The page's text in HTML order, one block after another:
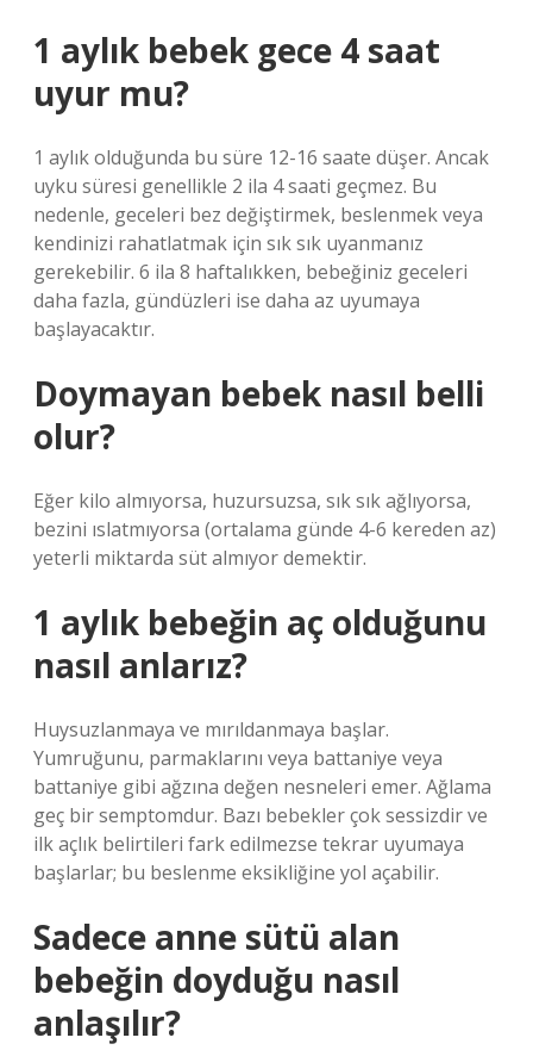
1 aylık bebek gece 4 saat
uyur mu?
1 aylık olduğunda bu süre 12-16 saate düşer. Ancak
uyku süresi genellikle 2 ila 4 saati geçmez. Bu
nedenle, geceleri bez değiştirmek, beslenmek veya
kendinizi rahatlatmak için sık sık uyanmanız
gerekebilir. 6 ila 8 haftalıkken, bebeğiniz geceleri
daha fazla, gündüzleri ise daha az uyumaya
başlayacaktır.
Doymayan bebek nasıl belli
olur?
Eğer kilo almıyorsa, huzursuzsa, sık sık ağlıyorsa,
bezini ıslatmıyorsa (ortalama günde 4-6 kereden az)
yeterli miktarda süt almıyor demektir.
1 aylık bebeğin aç olduğunu
nasıl anlarız?
Huysuzlanmaya ve mırıldanmaya başlar.
Yumruğunu, parmaklarını veya battaniye veya
battaniye gibi ağzına değen nesneleri emer. Ağlama
geç bir semptomdur. Bazı bebekler çok sessizdir ve
ilk açlık belirtileri fark edilmezse tekrar uyumaya
başlarlar; bu beslenme eksikliğine yol açabilir.
Sadece anne sütü alan
bebeğin doyduğu nasıl
anlaşılır?